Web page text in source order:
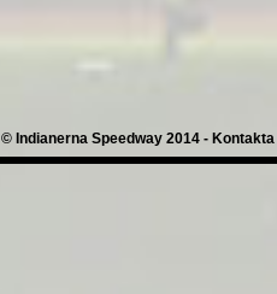
© Indianerna Speedway 2014 -